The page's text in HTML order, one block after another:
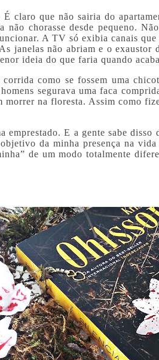
claro que não sairia do
não chorasse desde pequeno.
A TV só exibia canais
janelas não abriam e o
ideia do que faria quando
como se fossem uma
segurava uma faca
morrer na floresta. Assim como
emprestado. E a gente sabe
da minha presença na
de um modo totalmente